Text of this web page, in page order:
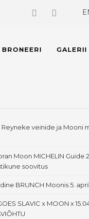
BRONEERI GALERII
Reyneke veinide ja Mooni
Moon MICHELIN Guide
soovitus
BRUNCH Moonis 5.
SLAVIC x MOON x